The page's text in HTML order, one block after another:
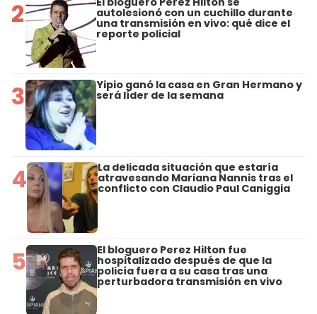
2 autolesionó con un cuchillo durante
una transmisión en vivo: qué dice el
reporte policial
3 Yipio ganó la casa en Gran Hermano y
será líder de la semana
4 La delicada situación que estaría
atravesando Mariana Nannis tras el
conflicto con Claudio Paul Caniggia
5 El bloguero Perez Hilton fue
hospitalizado después de que la
policía fuera a su casa tras una
perturbadora transmisión en vivo